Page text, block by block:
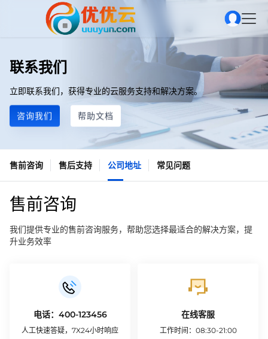
联系我们
立即联系我们，获得专业的云服务支持和解决方案。
咨询我们 帮助文档
售前咨询 售后支持 公司地址 常见问题
售前咨询
我们提供专业的售前咨询服务，帮助您选择最适合的解决方案，提
升业务效率
电话：400-123456
人工快速答疑，7X24小时响应
在线客服
工作时间：08:30-21:00